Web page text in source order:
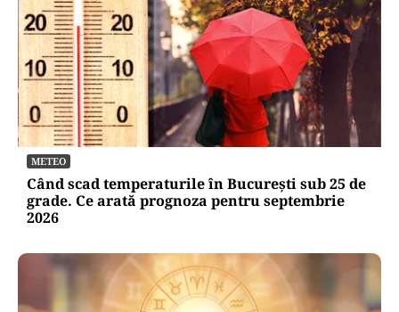
METEO
Când scad temperaturile în București sub 25 de
grade. Ce arată prognoza pentru septembrie
2026